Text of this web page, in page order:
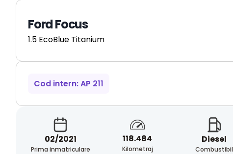
Ford Focus
1.5 EcoBlue Titanium
Cod intern: AP 211
02/2021
Prima inmatriculare
118.484
Kilometraj
Diesel
Combustibil